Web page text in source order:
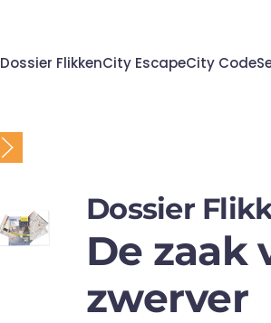
Dossier FlikkenCity EscapeCity Code
Dossier
De zaak
zwerver